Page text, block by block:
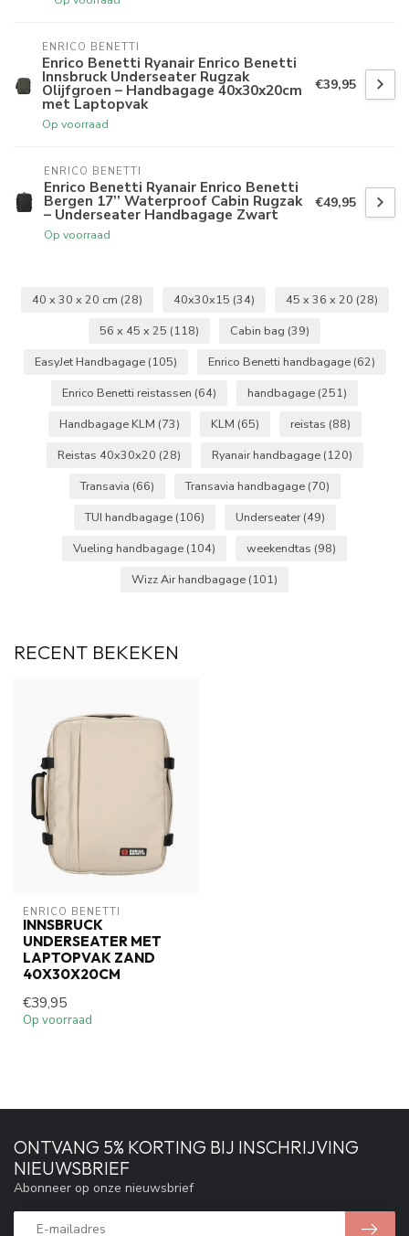
ENRICO BENETTI
Enrico Benetti Ryanair Enrico Benetti
Innsbruck Underseater Rugzak
Olijfgroen – Handbagage 40x30x20cm
met Laptopvak
Op voorraad
€39,95
ENRICO BENETTI
Enrico Benetti Ryanair Enrico Benetti
Bergen 17’’ Waterproof Cabin Rugzak
– Underseater Handbagage Zwart
Op voorraad
€49,95
40 x 30 x 20 cm (28) 40x30x15 (34) 45 x 36 x 20 (28)
56 x 45 x 25 (118) Cabin bag (39)
EasyJet Handbagage (105) Enrico Benetti handbagage (62)
Enrico Benetti reistassen (64) handbagage (251)
Handbagage KLM (73) KLM (65) reistas (88)
Reistas 40x30x20 (28) Ryanair handbagage (120)
Transavia (66) Transavia handbagage (70)
TUI handbagage (106) Underseater (49)
Vueling handbagage (104) weekendtas (98)
Wizz Air handbagage (101)
RECENT BEKEKEN
ENRICO BENETTI
INNSBRUCK
UNDERSEATER MET
LAPTOPVAK ZAND
40X30X20CM
€39,95
Op voorraad
ONTVANG 5% KORTING BIJ INSCHRIJVING
NIEUWSBRIEF
Abonneer op onze nieuwsbrief